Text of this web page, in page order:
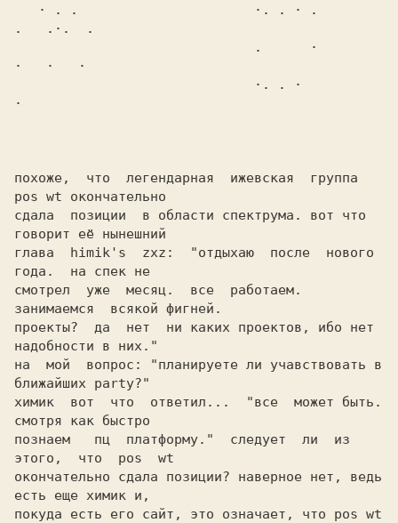
.   .·.  .
·   ·   ·
·
похоже,  что  легендарная  ижевская  группа
pos wt окончательно
сдала  позиции  в области спектрума. вот что
говорит её нынешний
глава  himik's  zxz:  "отдыхаю  после  нового
года.  на спек не
смотрел  уже  месяц.  все  работаем.
занимаемся  всякой фигней.
проекты?  да  нет  ни каких проектов, ибо нет
надобности в них."
на  мой  вопрос: "планируете ли учавствовать в
ближайших party?"
химик  вот  что  ответил...  "все  может быть.
смотря как быстро
познаем   пц  платформу."  следует  ли  из
этого,  что  pos  wt
окончательно сдала позиции? наверное нет, ведь
есть еще химик и,
покуда есть его сайт, это означает, что pos wt